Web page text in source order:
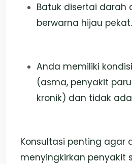
Batuk disertai darah
berwarna hijau pekat.
Anda memiliki
(asma, penyakit
kronik) dan tidak
Konsultasi penting agar
menyingkirkan penyakit